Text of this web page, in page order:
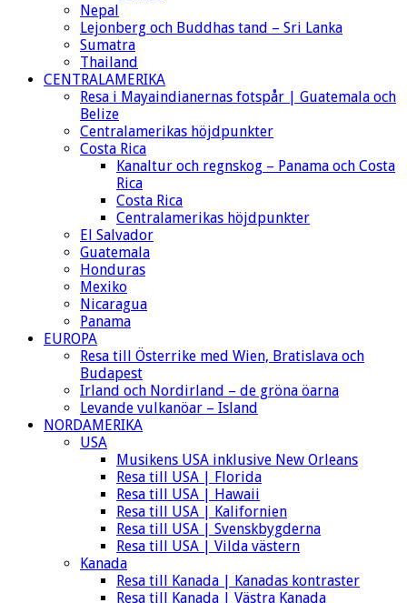
Nepal
Lejonberg och Buddhas tand – Sri Lanka
Sumatra
Thailand
CENTRALAMERIKA
Resa i Mayaindianernas fotspår | Guatemala och
Belize
Centralamerikas höjdpunkter
Costa Rica
Kanaltur och regnskog – Panama och Costa
Rica
Costa Rica
Centralamerikas höjdpunkter
El Salvador
Guatemala
Honduras
Mexiko
Nicaragua
Panama
EUROPA
Resa till Österrike med Wien, Bratislava och
Budapest
Irland och Nordirland – de gröna öarna
Levande vulkanöar – Island
NORDAMERIKA
USA
Musikens USA inklusive New Orleans
Resa till USA | Florida
Resa till USA | Hawaii
Resa till USA | Kalifornien
Resa till USA | Svenskbygderna
Resa till USA | Vilda västern
Kanada
Resa till Kanada | Kanadas kontraster
Resa till Kanada | Västra Kanada